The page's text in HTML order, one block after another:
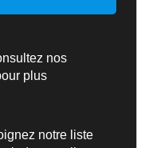
nos
plus
notre liste